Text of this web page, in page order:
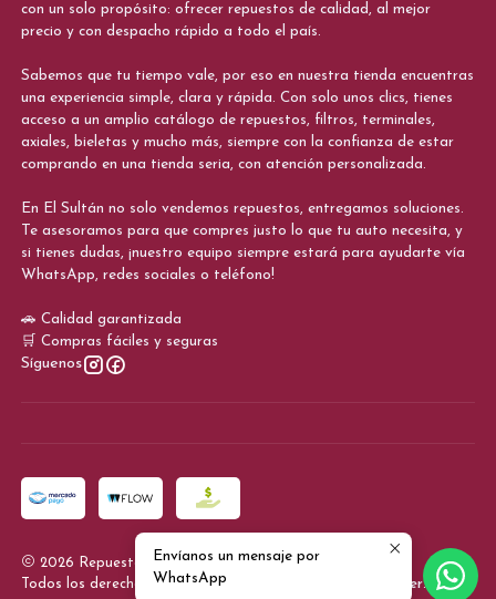
con un solo propósito: ofrecer repuestos de calidad, al mejor
precio y con despacho rápido a todo el país.
Sabemos que tu tiempo vale, por eso en nuestra tienda encuentras
una experiencia simple, clara y rápida. Con solo unos clics, tienes
acceso a un amplio catálogo de repuestos, filtros, terminales,
axiales, bieletas y mucho más, siempre con la confianza de estar
comprando en una tienda seria, con atención personalizada.
En El Sultán no solo vendemos repuestos, entregamos soluciones.
Te asesoramos para que compres justo lo que tu auto necesita, y
si tienes dudas, ¡nuestro equipo siempre estará para ayudarte vía
WhatsApp, redes sociales o teléfono!
🚗 Calidad garantizada
🛒 Compras fáciles y seguras
Síguenos
2026 Repuestos El Sultan.
Todos los derechos reservados.
Desarrollado por Jumpseller.
Envíanos un mensaje por
WhatsApp